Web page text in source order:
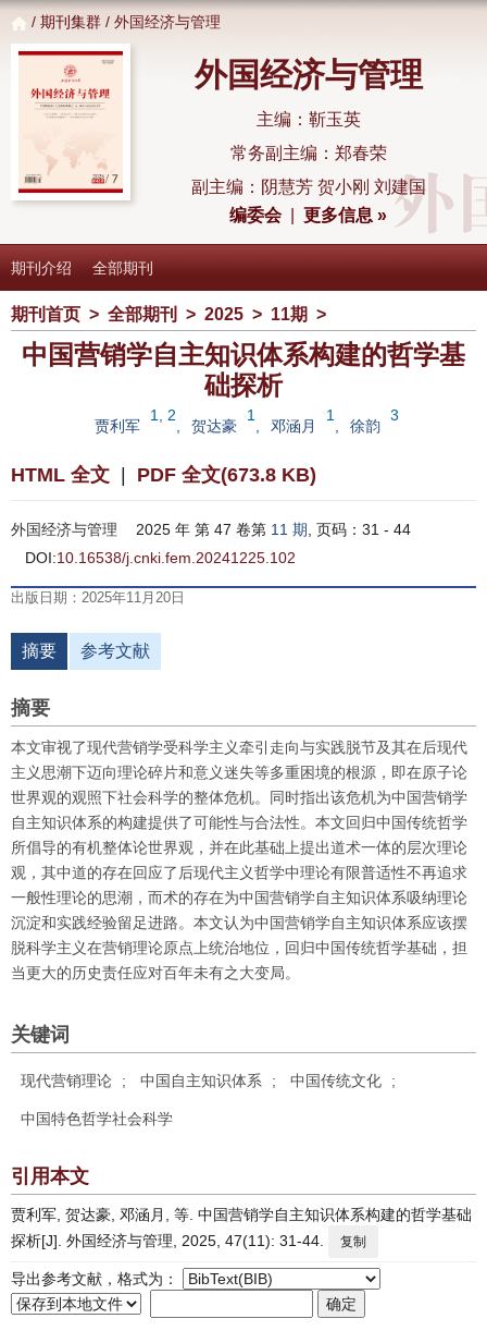
/ 期刊集群 / 外国经济与管理
外国经济与管理
主编：靳玉英
常务副主编：郑春荣
副主编：阴慧芳 贺小刚 刘建国
编委会|更多信息 »
期刊介绍 全部期刊
期刊首页 > 全部期刊 > 2025 > 11期 >
中国营销学自主知识体系构建的哲学基
础探析
贾利军
1, 2
贺达豪
1
邓涵月
1
徐韵
3
HTML 全文 PDF 全文(673.8 KB)
外国经济与管理 2025 年 第 47 卷第 11 期 , 页码：31 - 44
DOI:10.16538/j.cnki.fem.20241225.102
出版日期：2025年11月20日
摘要 参考文献
摘要
本文审视了现代营销学受科学主义牵引走向与实践脱节及其在后现代
主义思潮下迈向理论碎片和意义迷失等多重困境的根源，即在原子论
世界观的观照下社会科学的整体危机。同时指出该危机为中国营销学
自主知识体系的构建提供了可能性与合法性。本文回归中国传统哲学
所倡导的有机整体论世界观，并在此基础上提出道术一体的层次理论
观，其中道的存在回应了后现代主义哲学中理论有限普适性不再追求
一般性理论的思潮，而术的存在为中国营销学自主知识体系吸纳理论
沉淀和实践经验留足进路。本文认为中国营销学自主知识体系应该摆
脱科学主义在营销理论原点上统治地位，回归中国传统哲学基础，担
当更大的历史责任应对百年未有之大变局。
关键词
现代营销理论 ; 中国自主知识体系 ; 中国传统文化 ;
中国特色哲学社会科学
引用本文
贾利军, 贺达豪, 邓涵月, 等. 中国营销学自主知识体系构建的哲学基础
探析[J]. 外国经济与管理, 2025, 47(11): 31-44.
复制
导出参考文献，格式为：